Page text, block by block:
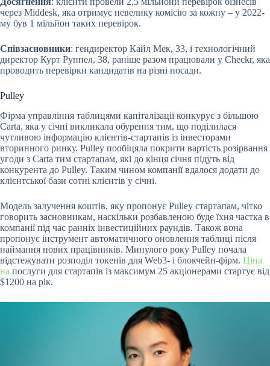
через Middesk, яка отримує невелику комісію за кожну – у 2022-
му був 1 мільйон таких перевірок.
Співзасновники: гендиректор Кайл Мек, 33, і технологічний
директор Курт Руппел, 38, раніше разом працювали у Checkr, яка
проводить перевірки кандидатів на різні посади.
Pulley
Фірма управління таблицями капіталізації конкурує з більшою
Carta, яка у січні викликала обурення тим, що поділилася
чутливою інформацію клієнтів-стартапів із інвесторами
вторинного ринку. Pulley пообіцяла покрити вартість розірвання
угоди з Carta тим стартапам, які до кінця січня підуть від
конкурента до Pulley. Таким чином компанії вдалося додати до
клієнтської бази сотні клієнтів у січні.
Модель залучення коштів, яку пропонує Pulley стартапам, чітко
говорить засновникам, наскільки розбавленою буде їхня частка в
компанії під час ранніх інвестиційних раундів. Також вона
пропонує інструмент автоматичного оновлення таблиці після
наймання нових працівників. Минулого року Pulley почала
відстежувати розподіл токенів для Web3- і блокчейн-фірм. Ціна
на послуги для стартапів із максимум 25 акціонерами стартує від
$1200 на рік.